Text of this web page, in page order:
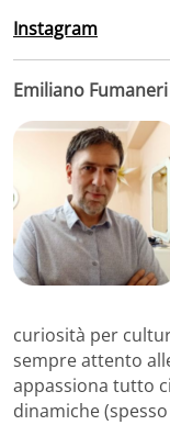
Instagram
Emiliano Fumaneri
curiosità per
sempre attento
appassiona tutto
dinamiche